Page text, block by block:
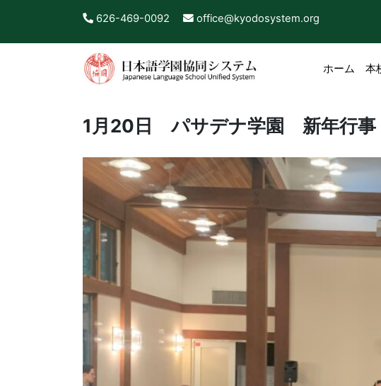
626-469-0092 office@kyodosystem.org
ホーム 本
1月20日 パサデナ学園 新年行事